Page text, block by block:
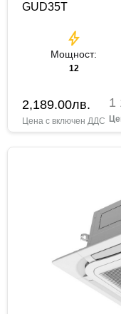
GUD35T
bolt
Мощност:
12
2,189.00лв. 1